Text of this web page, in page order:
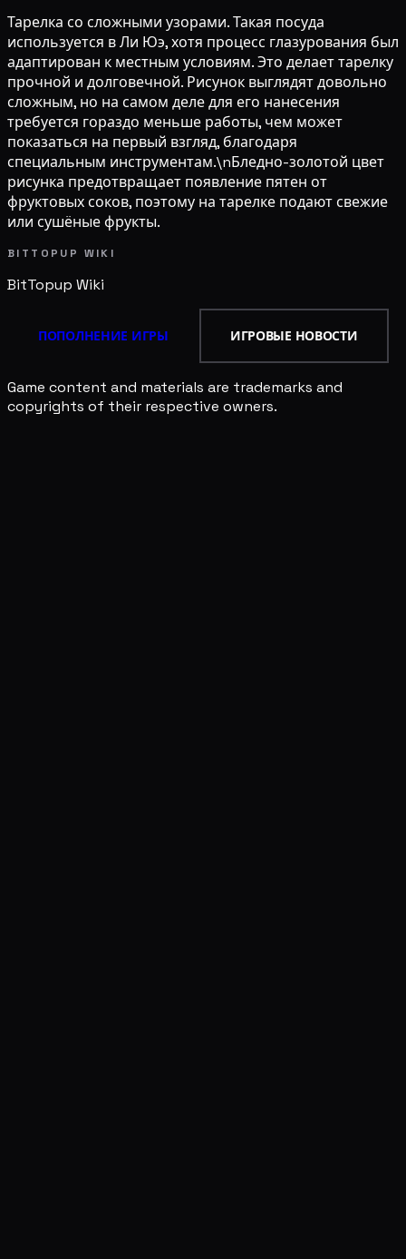
Тарелка со сложными узорами. Такая посуда
используется в Ли Юэ, хотя процесс глазурования был
адаптирован к местным условиям. Это делает тарелку
прочной и долговечной. Рисунок выглядят довольно
сложным, но на самом деле для его нанесения
требуется гораздо меньше работы, чем может
показаться на первый взгляд, благодаря
специальным инструментам.\nБледно-золотой цвет
рисунка предотвращает появление пятен от
фруктовых соков, поэтому на тарелке подают свежие
или сушёные фрукты.
BITTOPUP WIKI
BitTopup Wiki
ПОПОЛНЕНИЕ ИГРЫ ИГРОВЫЕ НОВОСТИ
Game content and materials are trademarks and
copyrights of their respective owners.